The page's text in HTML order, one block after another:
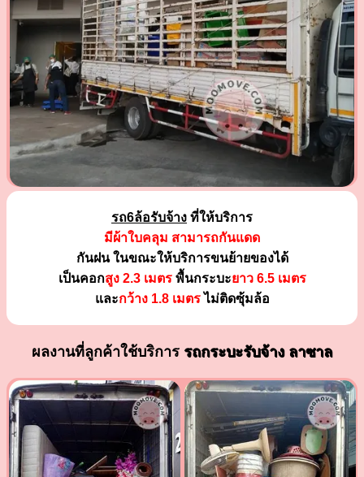
รถ6ล้อรับจ้าง ที่ให้บริการ
มีผ้าใบคลุม สามารถกันแดด
กันฝน ในขณะให้บริการขนย้ายของได้
เป็นคอกสูง 2.3 เมตรพื้นกระบะยาว 6.5 เมตร
และกว้าง 1.8 เมตรไม่ติดซุ้มล้อ
ผลงานที่ลูกค้าใช้บริการ รถกระบะรับจ้าง ลาซาล